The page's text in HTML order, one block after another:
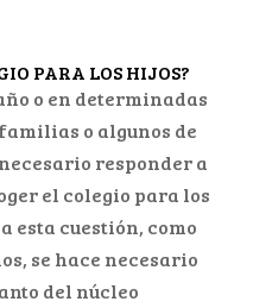
PARA LOS HIJOS?
o en determinadas
o algunos de
responder a
el colegio para los
esta cuestión, como
se hace necesario
del núcleo